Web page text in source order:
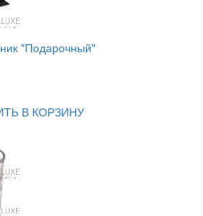
"Подарочный"
В КОРЗИНУ